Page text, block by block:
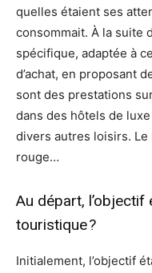
quelles étaient ses
consommait. À la suite
spécifique, adaptée à
d’achat, en proposant
sont des prestations
dans des hôtels de
divers autres loisirs.
rouge…
Au départ,
touristique ?
Initialement, l’objectif